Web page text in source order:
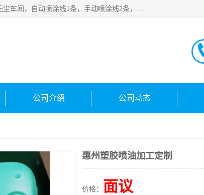
良鸿塑胶五金有限公司成 立于1998年，现厂房占地面积1200平方米，拥有十万级无尘车间，自动喷涂线1条，手动喷涂线2条，丝印移印滚印烫印拉线1条，本公司自建厂以来一直 以“顾客、品质、服务三个第一”为原则，从来货到处理、喷漆、烘烤、品检、包装等每一道工序都严格把持质量关，竭诚为广大朋友、客户服务。现如今已深得广 大客户信赖。
公司介绍 公司动态
惠州塑胶喷油加工定制
价格： 面议